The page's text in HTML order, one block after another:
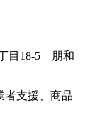
目18-5 朋和
者支援、商品